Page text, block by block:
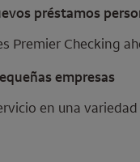
préstamos
Premier Checking
empresas
en una